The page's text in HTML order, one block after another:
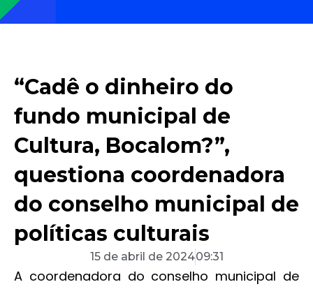
“Cadê o dinheiro do
fundo municipal de
Cultura, Bocalom?”,
questiona coordenadora
do conselho municipal de
políticas culturais
15 de abril de 202409:31
A coordenadora do conselho municipal de